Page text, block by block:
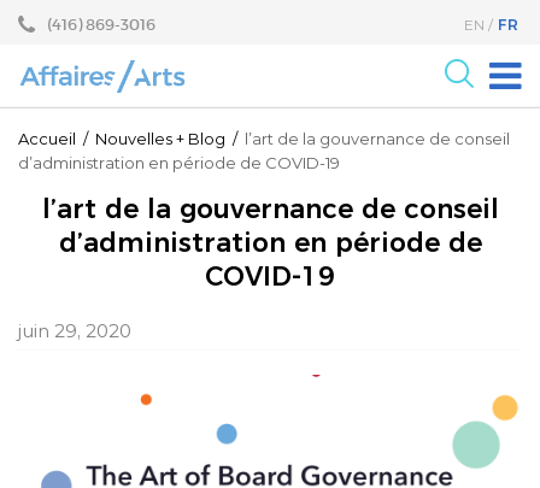
Aller
Sauter
principal
(416) 869-3016 EN FR
Pour les Arts
Pour le milieu des Affaires
Recherche
Programmes
Accueil / Nouvelles+ Blog / l’art de la gouvernance de conseil
d’administration en période de COVID-19
l’art de la gouvernance de conseil
d’administration en période de
COVID-19
juin 29, 2020